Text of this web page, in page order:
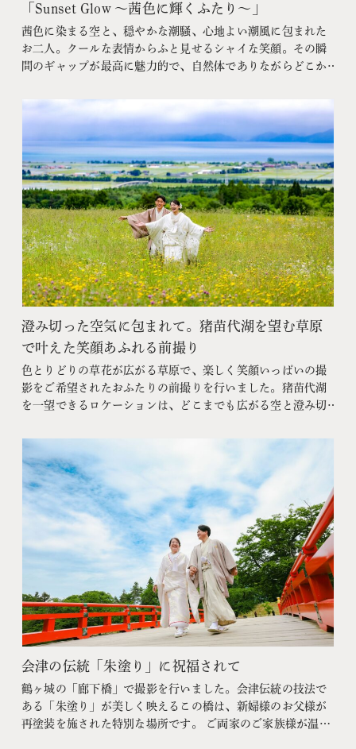
「Sunset Glow ～茜色に輝くふたり～」
茜色に染まる空と、穏やかな潮騒、心地よい潮風に包まれた
お二人。クールな表情からふと見せるシャイな笑顔。その瞬
間のギャップが最高に魅力的で、自然体でありながらどこか
一緒に残せたことを大変嬉しく思います。
澄み切った空気に包まれて。猪苗代湖を望む草原
で叶えた笑顔あふれる前撮り
色とりどりの草花が広がる草原で、楽しく笑顔いっぱいの撮
影をご希望されたおふたりの前撮りを行いました。猪苗代湖
を一望できるロケーションは、どこまでも広がる空と澄み切
く、笑顔のひとつひとつが印象的でした。雄大な自然の中
で、おふたりらしい幸せな瞬間をたくさん写真に残すことが
できた前撮りとなりました。
会津の伝統「朱塗り」に祝福されて
鶴ヶ城の「廊下橋」で撮影を行いました。会津伝統の技法で
ある「朱塗り」が美しく映えるこの橋は、新婦様のお父様が
再塗装を施された特別な場所です。 ご両家のご家族様が温か